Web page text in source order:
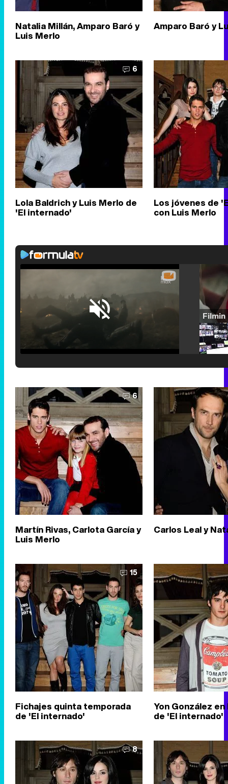
Natalia Millán, Amparo Baró y
Luis Merlo
Amparo Baró y
6
Lola Baldrich y Luis Merlo de
'El internado'
Los jóvenes de
con Luis Merlo
Loaded
6
Martín Rivas, Carlota García y
Luis Merlo
Carlos Leal y
15
Fichajes quinta temporada
de 'El internado'
Yon González
de 'El internado'
8